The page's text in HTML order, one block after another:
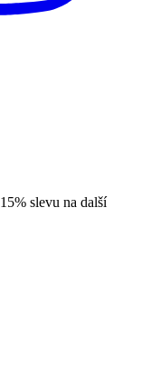
slevu na další